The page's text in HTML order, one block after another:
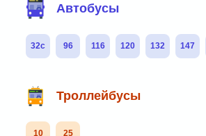
Автобусы
32с 96 116 120 132 147
Троллейбусы
10 25